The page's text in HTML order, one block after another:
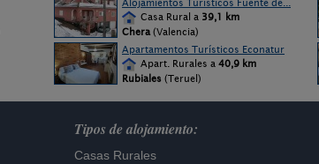
Alojamientos Turísticos Fuente de...
Casa Rural a 39,1 km
Chera (Valencia)
Apartamentos Turísticos Econatur
Apart. Rurales a 40,9 km
Rubiales (Teruel)
Tipos de alojamiento:
Casas Rurales